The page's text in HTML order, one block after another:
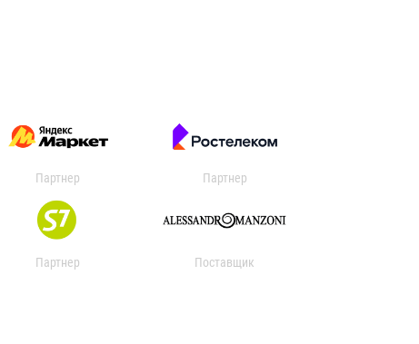
Партнер Партнер
Партнер Поставщик